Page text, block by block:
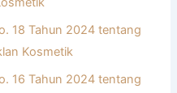
18 Tahun 2024 tentang
Kosmetik
16 Tahun 2024 tentang